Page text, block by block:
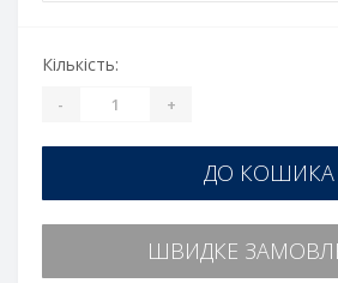
Кількість:
- +
ДО КОШИКА
ШВИДКЕ